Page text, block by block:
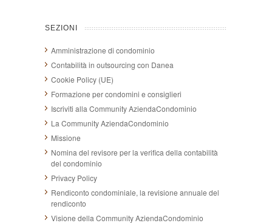
SEZIONI
Amministrazione di condominio
Contabilità in outsourcing con Danea
Cookie Policy (UE)
Formazione per condomini e consiglieri
Iscriviti alla Community AziendaCondominio
La Community AziendaCondominio
Missione
Nomina del revisore per la verifica della contabilità
del condominio
Privacy Policy
Rendiconto condominiale, la revisione annuale del
rendiconto
Visione della Community AziendaCondominio